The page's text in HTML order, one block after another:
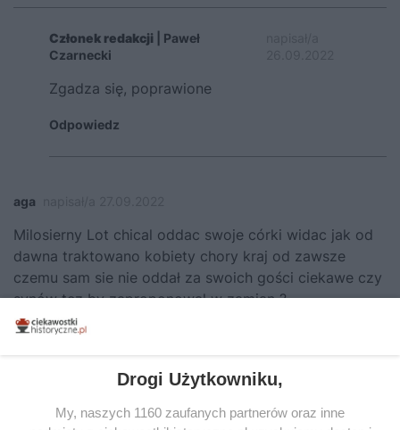
Członek redakcji | Paweł
Czarnecki
Zgadza się, poprawione
Odpowiedz
aga
Milosierny Lot chical oddac swoje córki widac jak od
dawna traktowano kobiety chory kraj od zawsze
czemu sam sie nie oddał za swoich gości ciekawe czy
synów tez by zaproponował w zamian ?
Odpowiedz
Drogi Użytkowniku,
My, naszych 1160 zaufanych partnerów oraz inne